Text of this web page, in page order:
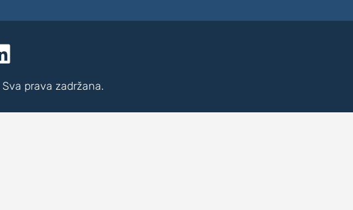
prava zadržana.